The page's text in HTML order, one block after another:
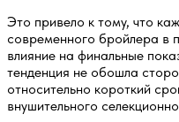
Это привело к тому, что
современного бройлера в
влияние на финальные
тенденция не обошла
относительно короткий
внушительного